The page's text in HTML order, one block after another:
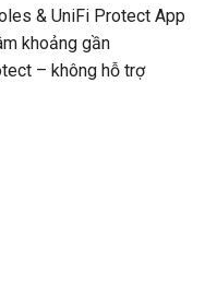
& UniFi Protect App
khoảng gần
– không hỗ trợ